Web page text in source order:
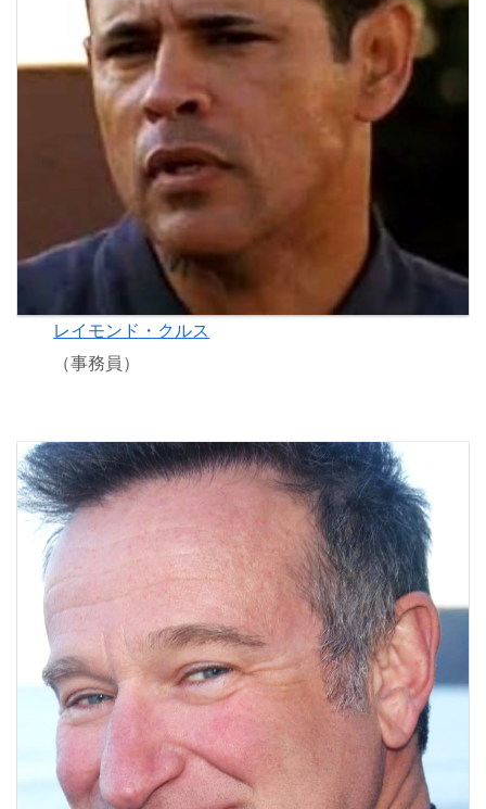
レイモンド・クルス
（事務員）